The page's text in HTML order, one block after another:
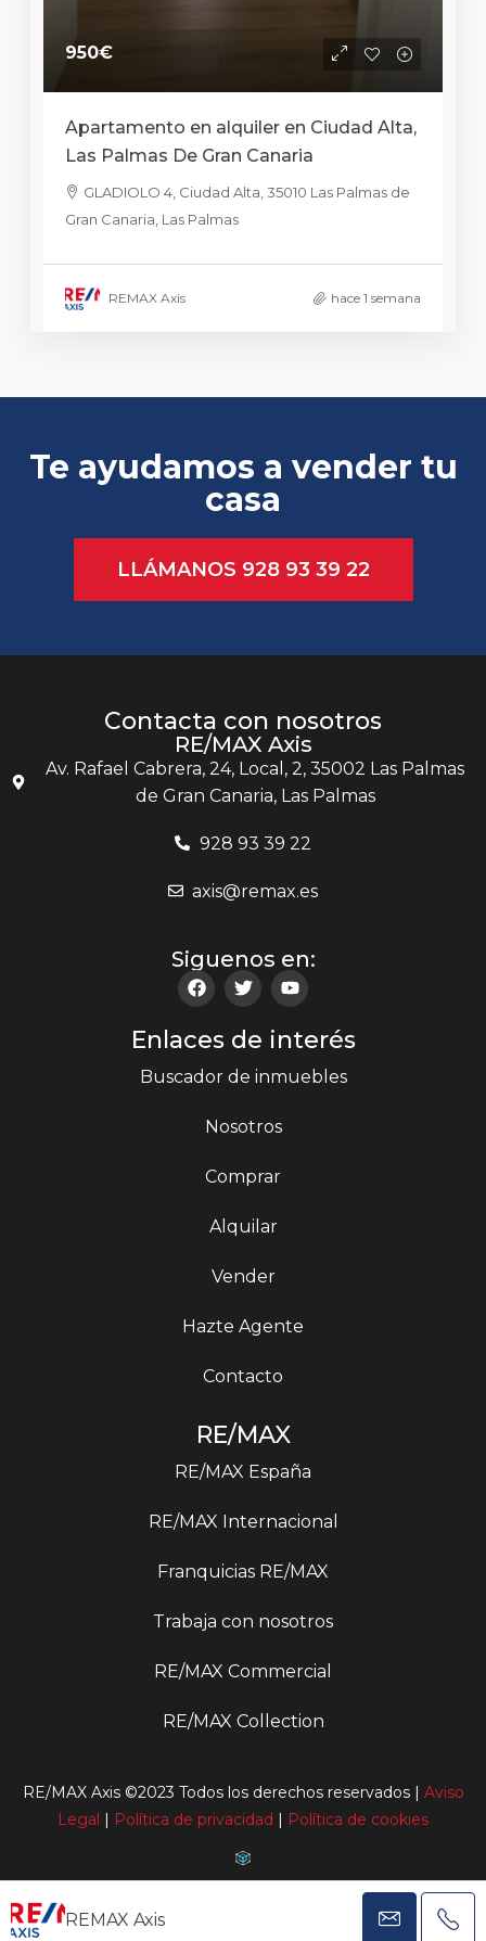
950€
Apartamento en alquiler en Ciudad Alta,
Las Palmas De Gran Canaria
GLADIOLO 4, Ciudad Alta, 35010 Las Palmas de
Gran Canaria, Las Palmas
REMAX Axis hace 1 semana
REMAX Axis
Te ayudamos a vender tu
casa
LLÁMANOS 928 93 39 22
Contacta con nosotros
RE/MAX Axis
Av. Rafael Cabrera, 24, Local, 2, 35002 Las Palmas
de Gran Canaria, Las Palmas
928 93 39 22
axis@remax.es
Siguenos en:
Enlaces de interés
Buscador de inmuebles
Nosotros
Comprar
Alquilar
Vender
Hazte Agente
Contacto
RE/MAX
RE/MAX España
RE/MAX Internacional
Franquicias RE/MAX
Trabaja con nosotros
RE/MAX Commercial
RE/MAX Collection
RE/MAX Axis ©2023 Todos los derechos reservados | Aviso
Legal | Política de privacidad | Política de cookies
Web desarrollada por FXDW